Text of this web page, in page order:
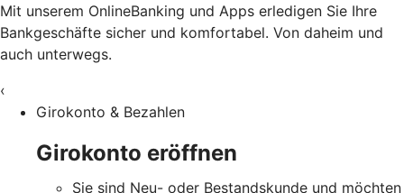
Mit unserem OnlineBanking und Apps erledigen Sie Ihre
Bankgeschäfte sicher und komfortabel. Von daheim und
auch unterwegs.
‹
Girokonto & Bezahlen
Girokonto eröffnen
Sie sind Neu- oder Bestandskunde und möchten